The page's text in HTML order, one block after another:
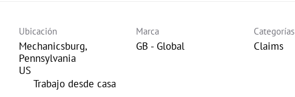
Ubicación
Mechanicsburg,
Pennsylvania
inicio
Trabajo desde casa
Marca
GB - Global
Categorías
Claims